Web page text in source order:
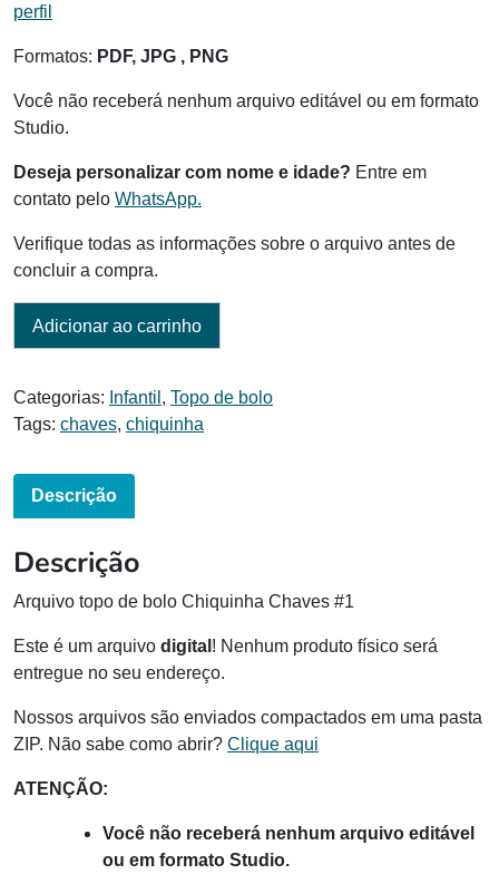
perfil
Formatos: PDF, JPG , PNG
Você não receberá nenhum arquivo editável ou em formato
Studio.
Deseja personalizar com nome e idade? Entre em
contato pelo WhatsApp.
Verifique todas as informações sobre o arquivo antes de
concluir a compra.
Adicionar ao carrinho
Categorias: Infantil , Topo de bolo
Tags: chaves, chiquinha
Descrição
Descrição
Arquivo topo de bolo Chiquinha Chaves #1
Este é um arquivo digital ! Nenhum produto físico será
entregue no seu endereço.
Nossos arquivos são enviados compactados em uma pasta
ZIP. Não sabe como abrir? Clique aqui
ATENÇÃO:
Você não receberá nenhum arquivo editável
ou em formato Studio.